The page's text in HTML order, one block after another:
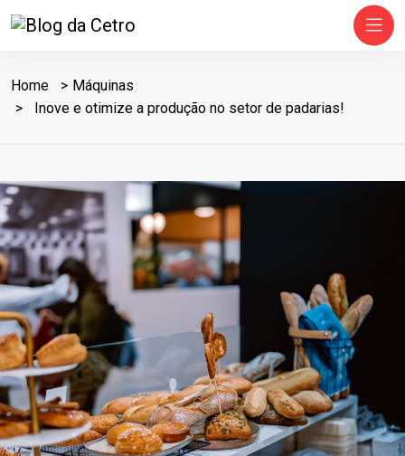
Home
Máquinas
Inove e otimize a produção no setor de padarias!